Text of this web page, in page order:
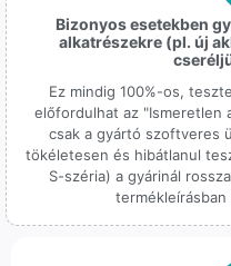
Bizonyos esetekben
alkatrészekre (pl. új
Ez mindig 100%-os,
előfordulhat az "Ismeretlen
csak a gyártó szoftveres
tökéletesen és hibátlanul
S-széria) a gyárinál